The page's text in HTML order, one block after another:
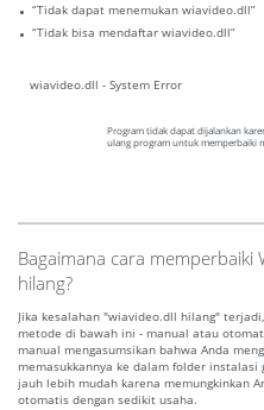
“Tidak dapat menemukan wiavideo.dll”
“Tidak bisa mendaftar wiavideo.dll”
wiavideo.dll - System Error
Program tidak dapat dijalankan
ulang program untuk memperbaiki
Bagaimana cara memperbaiki
hilang?
Jika kesalahan "wiavideo.dll hilang"
metode di bawah ini - manual atau
manual mengasumsikan bahwa Anda
memasukkannya ke dalam folder instalasi
jauh lebih mudah karena memungkinkan
otomatis dengan sedikit usaha.